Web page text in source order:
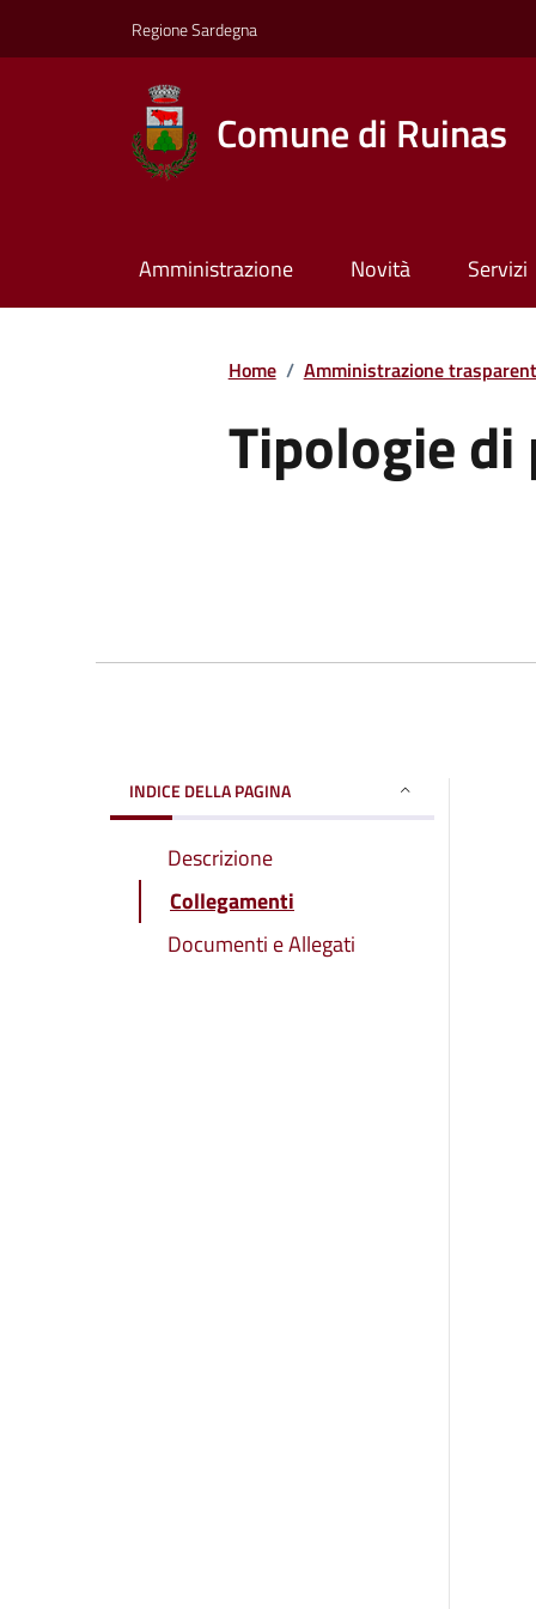
Regione Sardegna
Comune di Ruinas
Amministrazione Novità Servizi
Home / Amministrazione
Tipologie
INDICE DELLA PAGINA
Descrizione
Collegamenti
Documenti e Allegati